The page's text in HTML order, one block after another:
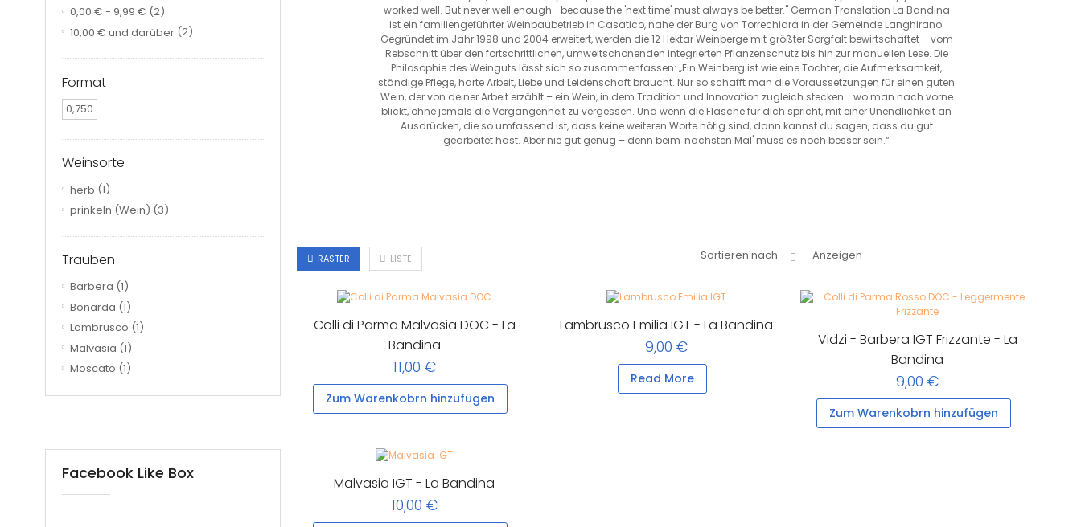
worked well. But never well enough—because the 'next time' must always be better." German Translation La Bandina
ist ein familiengeführter Weinbaubetrieb in Casatico, nahe der Burg von Torrechiara in der Gemeinde Langhirano.
Gegründet im Jahr 1998 und 2004 erweitert, werden die 12 Hektar Weinberge mit größter Sorgfalt bewirtschaftet – vom
Rebschnitt über den fortschrittlichen, umweltschonenden integrierten Pflanzenschutz bis hin zur manuellen Lese. Die
Philosophie des Weinguts lässt sich so zusammenfassen: „Ein Weinberg ist wie eine Tochter, die Aufmerksamkeit,
ständige Pflege, harte Arbeit, Liebe und Leidenschaft braucht. Nur so schafft man die Voraussetzungen für einen guten
Wein, der von deiner Arbeit erzählt – ein Wein, in dem Tradition und Innovation zugleich stecken... wo man nach vorne
blickt, ohne jemals die Vergangenheit zu vergessen. Und wenn die Flasche für dich spricht, mit einer Unendlichkeit an
Ausdrücken, die so umfassend ist, dass keine weiteren Worte nötig sind, dann kannst du sagen, dass du gut
gearbeitet hast. Aber nie gut genug – denn beim 'nächsten Mal' muss es noch besser sein.“
RASTER LISTE Anzeigen
Sortieren nach
Colli di Parma Malvasia DOC - La
Bandina
11,00 €
Zum Warenkobrn hinzufügen
Lambrusco Emilia IGT - La Bandina
9,00 €
Read More
Vidzi - Barbera IGT Frizzante - La
Bandina
9,00 €
Zum Warenkobrn hinzufügen
Malvasia IGT - La Bandina
10,00 €
0,00 € - 9,99 € (2)
10,00 € und darüber (2)
Format
0,750
Weinsorte
herb (1)
prinkeln (Wein) (3)
Trauben
Barbera (1)
Bonarda (1)
Lambrusco (1)
Malvasia (1)
Moscato (1)
Facebook Like Box